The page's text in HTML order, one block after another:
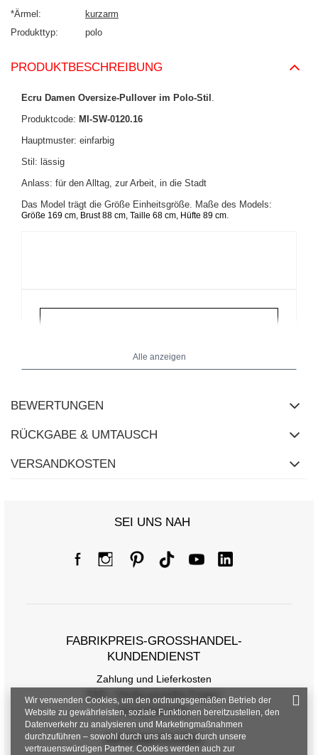
*Ärmel
kurzarm
Produkttyp
polo
PRODUKTBESCHREIBUNG
Ecru Damen Oversize-Pullover im Polo-Stil
Produktcode: MI-SW-0120.16
Hauptmuster: einfarbig
Stil: lässig
Anlass: für den Alltag, zur Arbeit, in die Stadt
Das Model trägt die Größe Einheitsgröße. Maße des Models:
Größe 169 cm, Brust 88 cm, Taille 68 cm, Hüfte 89 cm
Größentabelle
[A] Brustumfang 96
[D] Gesamtlänge 66
[E] Ärmellänge 31
Alle anzeigen
BEWERTUNGEN
RÜCKGABE & UMTAUSCH
VERSANDKOSTEN
SEI UNS NAH
FABRIKPREIS-GROSSHANDEL-K
UNDENDIENST
Zahlung und Lieferkosten
FAQ - Häufig gestellte Fragen
Rückgabepolitik
INFORMATIONEN
Wir verwenden Cookies, um den ordnungsgemäßen Betrieb der
Website zu gewährleisten, soziale Funktionen bereitzustellen, den
Datenverkehr zu analysieren und Marketingmaßnahmen
durchzuführen – sowohl durch uns als auch durch unsere
vertrauenswürdigen Partner. Cookies werden auch zur